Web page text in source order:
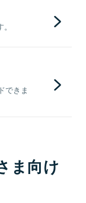
できま
ま向け